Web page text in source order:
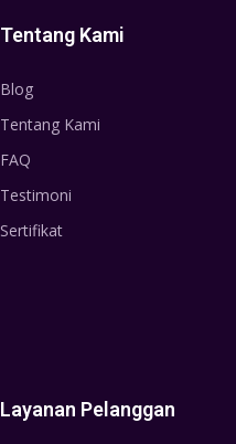
Tentang Kami
Blog
Tentang Kami
FAQ
Testimoni
Sertifikat
Layanan Pelanggan